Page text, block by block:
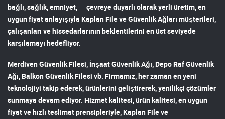
bağlı, sağlık, emniyet, çevreye duyarlı olarak yerli üretim, en
uygun fiyat anlayışıyla Kaplan File ve Güvenlik Ağları müşterileri,
çalışanları ve hissedarlarının beklentilerini en üst seviyede
karşılamayı hedefliyor.
Merdiven Güvenlik Filesi İnşaat Güvenlik Ağı Depo Raf Güvenlik
Ağı Balkon Güvenlik Filesi vb. Firmamız, her zaman en yeni
teknolojiyi takip ederek, ürünlerini geliştirerek, yenilikçi çözümler
sunmaya devam ediyor. Hizmet kalitesi, ürün kalitesi, en uygun
fiyat ve hızlı teslimat prensipleriyle, Kaplan File ve